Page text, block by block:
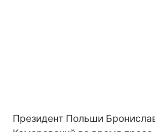
Президент Польши